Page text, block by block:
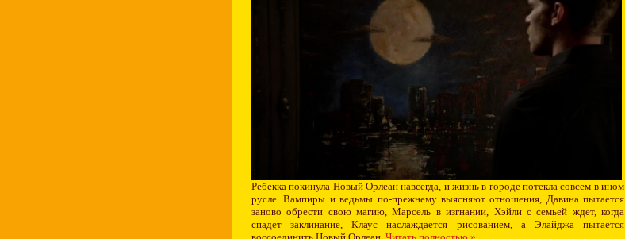
Ребекка покинула Новый Орлеан навсегда, и жизнь в городе потекла совсем в ином
русле. Вампиры и ведьмы по-прежнему выясняют отношения, Давина пытается
заново обрести свою магию, Марсель в изгнании, Хэйли с семьей ждет, когда
спадет заклинание, Клаус наслаждается рисованием, а Элайджа пытается